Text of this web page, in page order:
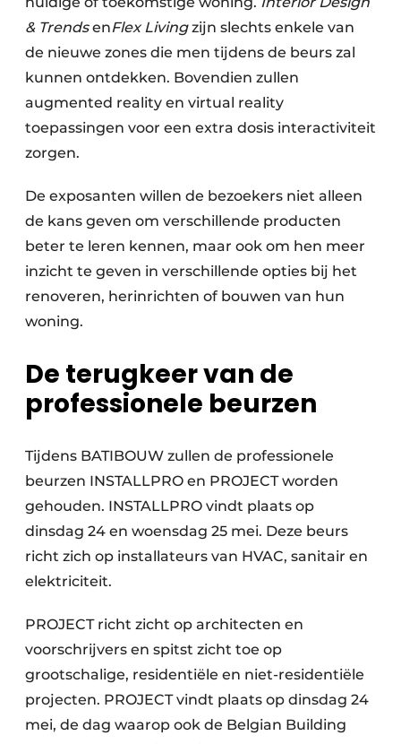
& TrendsenFlex Livingzijn slechts enkele van
de nieuwe zones die men tijdens de beurs zal
kunnen ontdekken. Bovendien zullen
augmented reality en virtual reality
toepassingen voor een extra dosis interactiviteit
zorgen.
De exposanten willen de bezoekers niet alleen
de kans geven om verschillende producten
beter te leren kennen, maar ook om hen meer
inzicht te geven in verschillende opties bij het
renoveren, herinrichten of bouwen van hun
woning.
De terugkeer van de
professionele beurzen
Tijdens BATIBOUW zullen de professionele
beurzen INSTALLPRO en PROJECT worden
gehouden. INSTALLPRO vindt plaats op
dinsdag 24 en woensdag 25 mei. Deze beurs
richt zich op installateurs van HVAC, sanitair en
elektriciteit.
PROJECT richt zicht op architecten en
voorschrijvers en spitst zicht toe op
grootschalige, residentiële en niet-residentiële
projecten. PROJECT vindt plaats op dinsdag 24
mei, de dag waarop ook de Belgian Building